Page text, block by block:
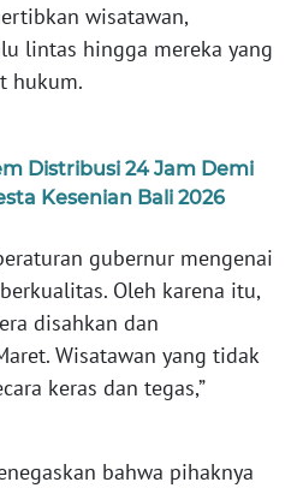
wisatawan,
lintas hingga mereka yang
hukum.
Distribusi 24 Jam Demi
Kesenian Bali 2026
gubernur mengenai
Oleh karena itu,
disahkan dan
Wisatawan yang tidak
keras dan tegas,”
bahwa pihaknya